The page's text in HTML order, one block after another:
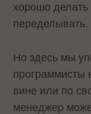
хорошо
переделывать.
Но здесь мы
программисты
вине или по
менеджер